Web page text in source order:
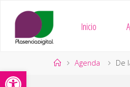
Abrir barra de
contenido
Inicio
PáginaAgenda De